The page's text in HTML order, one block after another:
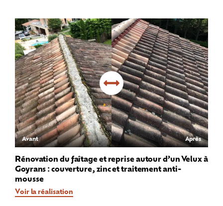
Avant Après
Rénovation du faîtage et reprise autour d’un Velux à
Goyrans : couverture, zinc et traitement anti-
mousse
Voir la réalisation